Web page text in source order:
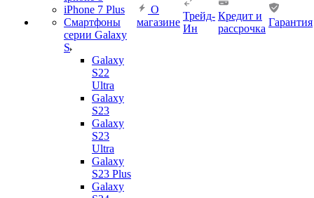
iPhone 7 Plus
Смартфоны
серии Galaxy
S
Galaxy
S22
Ultra
Galaxy
S23
Galaxy
S23
Ultra
Galaxy
S23 Plus
Galaxy
О
магазине
Трейд-
Ин
Кредит и
рассрочка
Гарантия